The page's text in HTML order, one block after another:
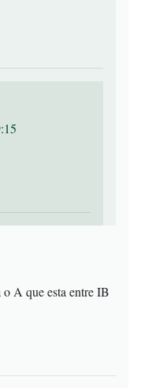
A que esta entre IB